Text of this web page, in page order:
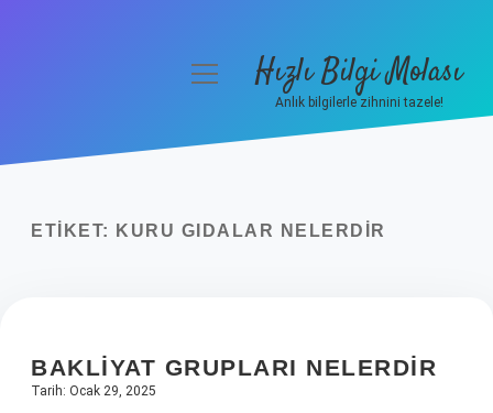
Yasal Uyarı
menüyüHızlı Bilgi Molası
Anlık bilgilerle zihnini tazele!
ETIKET: KURU GIDALAR NELERDIR
BAKLIYAT GRUPLARI NELERDIR
Tarih: Ocak 29, 2025